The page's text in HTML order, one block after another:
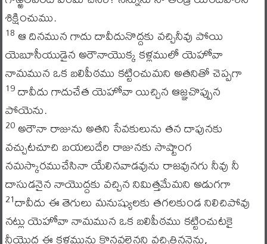
శిక్షించుము.
18 ఆ దినమున గాదు దావీదునొద్దకు వచ్చినీవు పోయి
యెబూసీయుడైన అరౌనాయొక్క కళ్లములో యెహోవా
నామమున ఒక బలిపీఠము కట్టించుమని అతనితో చెప్పగా
19దావీదు గాదుచేత యెహోవా యిచ్చిన ఆజ్ఞచొప్పున
పోయెను.
20అరౌనా రాజును అతని సేవకులును తన దాపునకు
వచ్చుటచూచి బయలుదేరి రాజునకు సాష్టాంగ
నమస్కారముచేసినా యేలినవాడవును రాజవునగు నీవు నీ
దాసుడనైన నాయొద్దకు వచ్చిన నిమిత్తమేమని అడుగగా
21దావీదు ఈ తెగులు మనుష్యులకు తగలకుండ నిలిచిపోవు
నట్లు యెహోవా నామమున ఒక బలిపీఠము కట్టించుటకై
నీయొద్ద ఈ కళ్లమును కొనవలెనని వచ్చితిననెను,